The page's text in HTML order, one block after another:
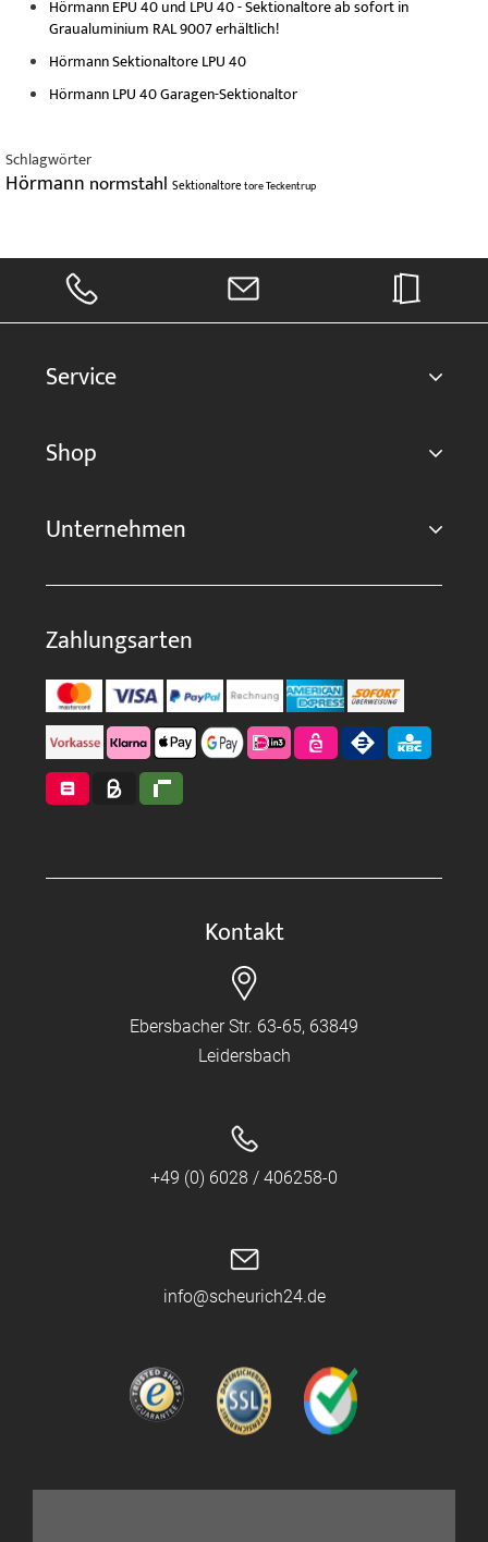
Hörmann EPU 40 und LPU 40 - Sektionaltore ab sofort in
Graualuminium RAL 9007 erhältlich!
Hörmann Sektionaltore LPU 40
Hörmann LPU 40 Garagen-Sektionaltor
Schlagwörter
Hörmann normstahl SektionaltoretoreTeckentrup
Service
Shop
Unternehmen
Zahlungsarten
Kontakt
Ebersbacher Str. 63-65, 63849
Leidersbach
+49 (0) 6028 / 406258-0
info@scheurich24.de